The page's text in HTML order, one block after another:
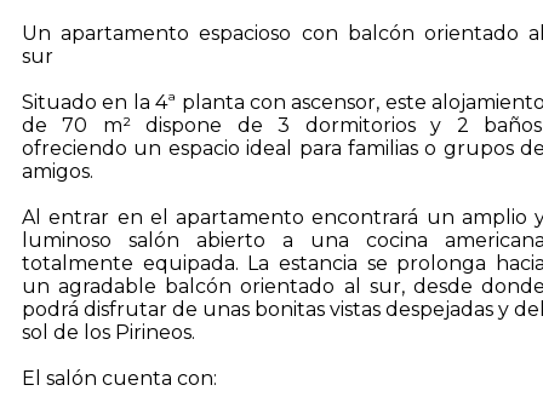
Un apartamento espacioso con balcón orientado
sur
Situado en la 4ª planta con ascensor, este
de 70 m² dispone de 3 dormitorios y 2
ofreciendo un espacio ideal para familias o grupos
amigos.
Al entrar en el apartamento encontrará un amplio
luminoso salón abierto a una cocina
totalmente equipada. La estancia se prolonga
un agradable balcón orientado al sur, desde
podrá disfrutar de unas bonitas vistas despejadas y
sol de los Pirineos.
El salón cuenta con: